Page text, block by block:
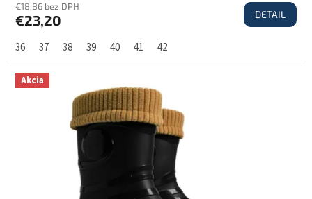
€18,86 bez DPH
€23,20 DETAIL
36 37 38 39 40 41 42
Akcia